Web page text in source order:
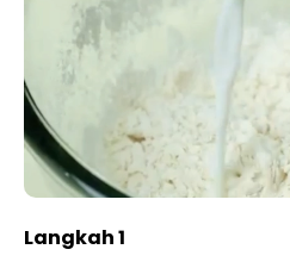
Langkah 1